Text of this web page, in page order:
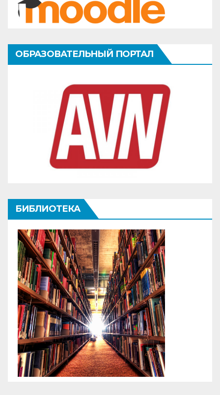
ОБРАЗОВАТЕЛЬНЫЙ ПОРТАЛ
БИБЛИОТЕКА